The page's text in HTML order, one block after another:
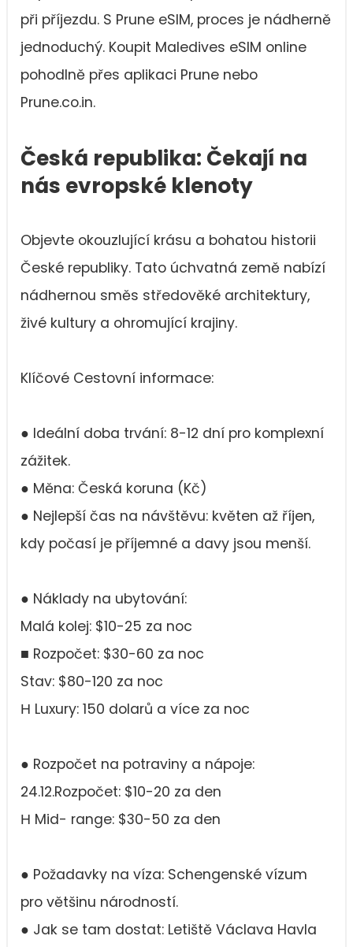
při příjezdu. S Prune eSIM, proces je nádherně
jednoduchý. Koupit Maledives eSIM online
pohodlně přes aplikaci Prune nebo
Prune.co.in.
Česká republika: Čekají na
nás evropské klenoty
Objevte okouzlující krásu a bohatou historii
České republiky. Tato úchvatná země nabízí
nádhernou směs středověké architektury,
živé kultury a ohromující krajiny.
Klíčové Cestovní informace:
● Ideální doba trvání: 8-12 dní pro komplexní
zážitek.
● Měna: Česká koruna (Kč)
● Nejlepší čas na návštěvu: květen až říjen,
kdy počasí je příjemné a davy jsou menší.
● Náklady na ubytování:
Malá kolej: $10-25 za noc
■ Rozpočet: $30-60 za noc
Stav: $80-120 za noc
Η Luxury: 150 dolarů a více za noc
● Rozpočet na potraviny a nápoje:
24.12.Rozpočet: $10-20 za den
Η Mid- range: $30-50 za den
● Požadavky na víza: Schengenské vízum
pro většinu národností.
● Jak se tam dostat: Letiště Václava Havla